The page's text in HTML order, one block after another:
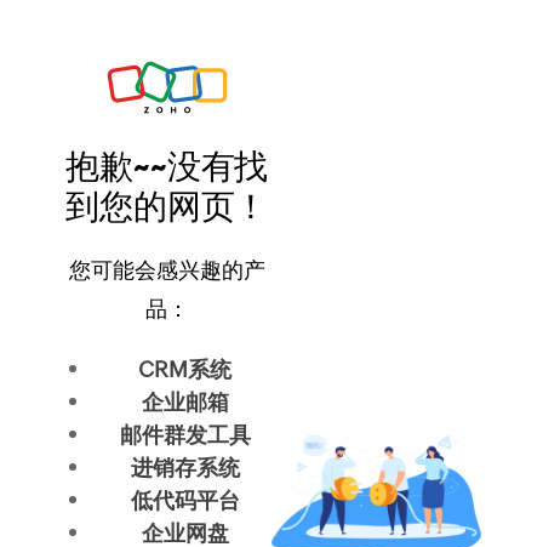
抱歉~~没有找
到您的网页！
您可能会感兴趣的产
品：
CRM系统
企业邮箱
邮件群发工具
进销存系统
低代码平台
企业网盘